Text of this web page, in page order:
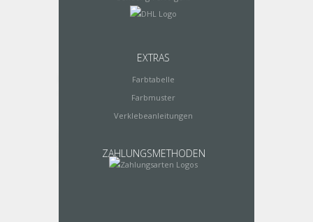
EXTRAS
Farbtabelle
Farbmuster
Verklebeanleitungen
ZAHLUNGSMETHODEN